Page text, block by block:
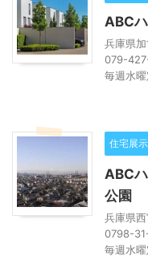
ABC
兵庫県
079-
毎週水曜
住宅展
ABC
公園
兵庫県
0798-
毎週水曜